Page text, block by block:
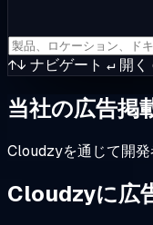
↑↓ ナビゲート ↵ 開く
当社の広告掲
Cloudzyを通じて開
Cloudzyに広